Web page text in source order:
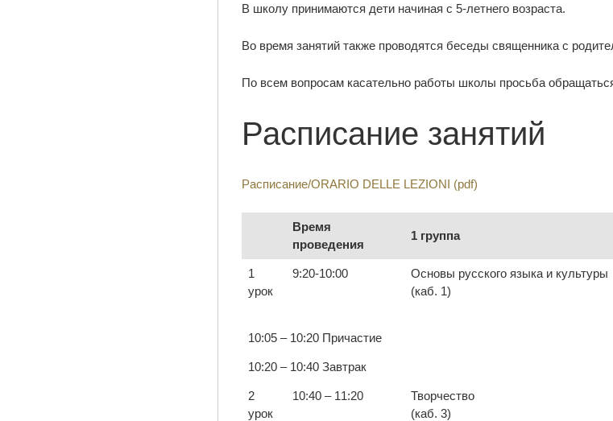
В школу принимаются дети начиная с 5-летнего возраста.
Во время занятий также проводятся беседы священника с
По всем вопросам касательно работы школы просьба
Расписание занятий
Расписание/ORARIO DELLE LEZIONI (pdf)
Время
проведения
1 группа
1
урок
9:20-10:00
Основы русского языка и культуры
(каб. 1)
10:05 – 10:20 Причастие
10:20 – 10:40 Завтрак
2
урок
10:40 – 11:20
Творчество
(каб. 3)